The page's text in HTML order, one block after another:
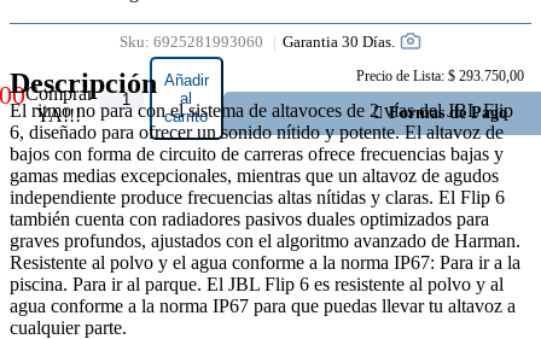
Sku: 6925281993060 Garantia 30 Días.
Comprar
YA!!!
Parlante
Portatil
Bluetooth
FLIP 6
Negro
JBL
cantidad
Añadir
al
carrito
Precio de Lista: $ 293.750,00
Formas de Pago
Descripción
El ritmo no para con el sistema de altavoces de 2 vías del JBL Flip
6, diseñado para ofrecer un sonido nítido y potente. El altavoz de
bajos con forma de circuito de carreras ofrece frecuencias bajas y
gamas medias excepcionales, mientras que un altavoz de agudos
independiente produce frecuencias altas nítidas y claras. El Flip 6
también cuenta con radiadores pasivos duales optimizados para
graves profundos, ajustados con el algoritmo avanzado de Harman.
Resistente al polvo y el agua conforme a la norma IP67: Para ir a la
piscina. Para ir al parque. El JBL Flip 6 es resistente al polvo y al
agua conforme a la norma IP67 para que puedas llevar tu altavoz a
cualquier parte.